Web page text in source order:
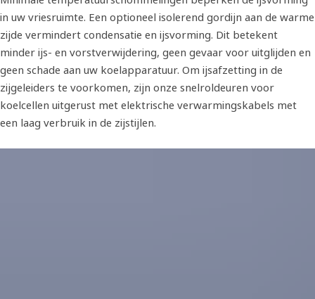
in uw vriesruimte. Een optioneel isolerend gordijn aan de warme
zijde vermindert condensatie en ijsvorming. Dit betekent
minder ijs- en vorstverwijdering, geen gevaar voor uitglijden en
geen schade aan uw koelapparatuur. Om ijsafzetting in de
zijgeleiders te voorkomen, zijn onze snelroldeuren voor
koelcellen uitgerust met elektrische verwarmingskabels met
een laag verbruik in de zijstijlen.